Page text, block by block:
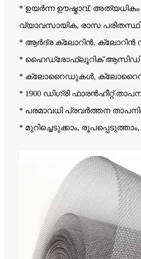
* ഉയർന്ന ഊഷ്മാവ്, അത്യധികം
വ്യാവസായിക, രാസ
* ആർദ്ര ക്ലോറിൻ,
* ഹൈഡ്രോഫ്ലൂറിക്
* ക്ലോറൈഡുകൾ, ക്ലോറൈഡ്
* 1900 ഡിഗ്രി ഫാരൻഹീറ്റ്
* പരമാവധി പ്രവർത്തന താപനില
* മുറിച്ചെടുക്കാം,